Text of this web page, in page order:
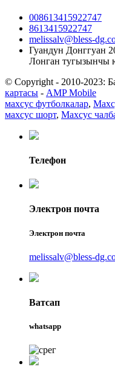
008613415922747
8613415922747
melissalv@bless-
Гуандун Донггуан
Лонган тугызынчы
© Copyright - 2010-2023:
картасы - AMP Mobile
махсус футболкалар,
махсус шорт, Махсус
Телефон
Электрон почта
Электрон почта
melissalv@bless-
Ватсап
whatsapp